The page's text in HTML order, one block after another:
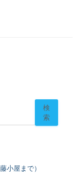
検
索
小屋まで）